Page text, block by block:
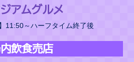
アムグルメ
11:50～ハーフタイム終了後
飲食売店